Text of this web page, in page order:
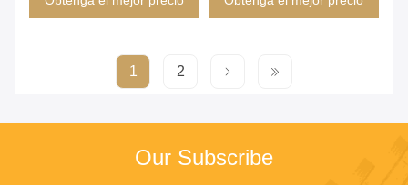
1 2
Our Subscribe